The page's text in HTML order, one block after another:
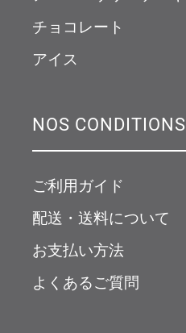
チョコレート
アイス
NOS CONDITIONS
ご利用ガイド
配送・送料について
お支払い方法
よくあるご質問